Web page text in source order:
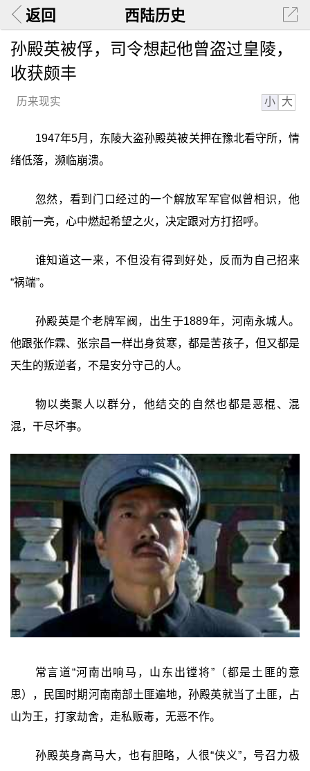
返回 西陆历史
孙殿英被俘，司令想起他曾盗过皇陵，
收获颇丰
历来现实 小 大
1947年5月，东陵大盗孙殿英被关押在豫北看守所，情
绪低落，濒临崩溃。
忽然，看到门口经过的一个解放军军官似曾相识，他
眼前一亮，心中燃起希望之火，决定跟对方打招呼。
谁知道这一来，不但没有得到好处，反而为自己招来
“祸端”。
孙殿英是个老牌军阀，出生于1889年，河南永城人。
他跟张作霖、张宗昌一样出身贫寒，都是苦孩子，但又都是
天生的叛逆者，不是安分守己的人。
物以类聚人以群分，他结交的自然也都是恶棍、混
混，干尽坏事。
常言道“河南出响马，山东出镗将”（都是土匪的意
思），民国时期河南南部土匪遍地，孙殿英就当了土匪，占
山为王，打家劫舍，走私贩毒，无恶不作。
孙殿英身高马大，也有胆略，人很“侠义”，号召力极